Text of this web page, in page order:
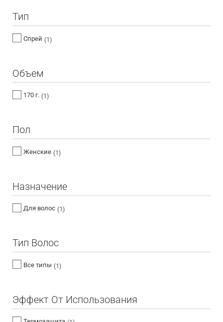
Тип
Спрей (1)
Объем
170 г. (1)
Пол
Женские (1)
Назначение
Для волос (1)
Тип Волос
Все типы (1)
Эффект От Использования